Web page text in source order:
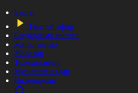
Басты
Тікелей эфир
Бағдарлама кестесі
Жаңалықтар
Жобалар
Телехикаялар
Мультсериалдар
Видеоархив